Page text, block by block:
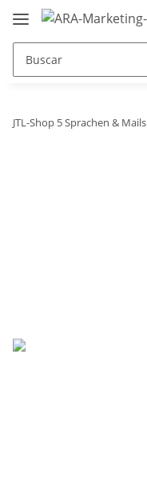
JTL-Shop 5 Sprachen & Mails